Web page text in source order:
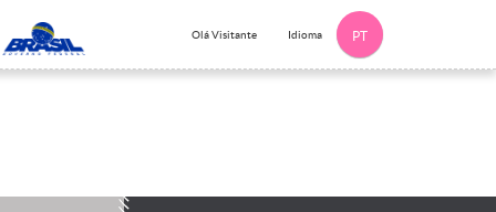
Olá Visitante Idioma PT